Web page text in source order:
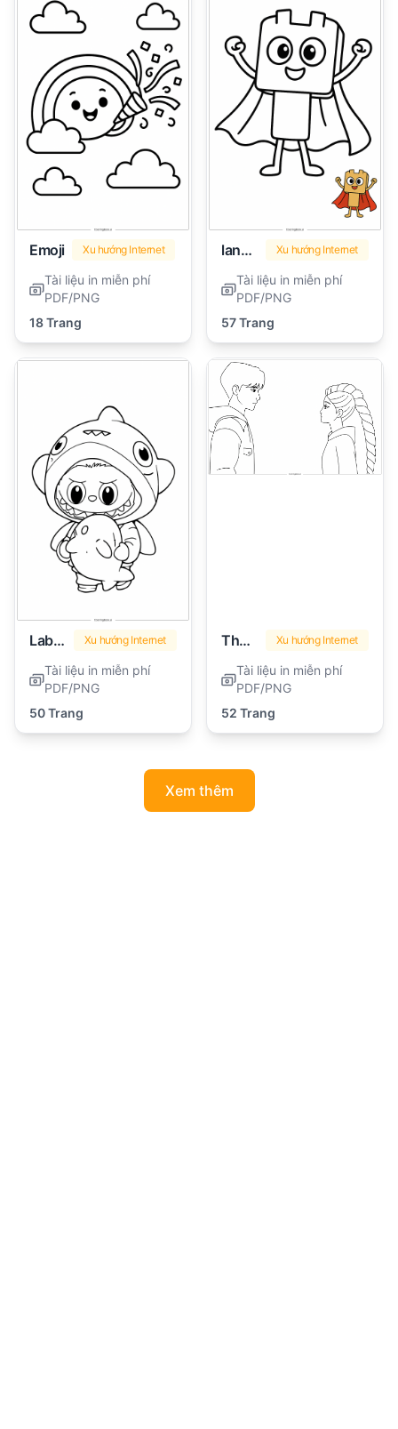
Emoji Xu hướng Internet
Tài liệu in miễn phí
PDF/PNG
18 Trang
lankybox Xu hướng Internet
Tài liệu in miễn phí
PDF/PNG
57 Trang
Labubu Xu hướng Internet
Tài liệu in miễn phí
PDF/PNG
50 Trang
Thợ săn quỷ Kpop Xu hướng Internet
Tài liệu in miễn phí
PDF/PNG
52 Trang
Xem thêm